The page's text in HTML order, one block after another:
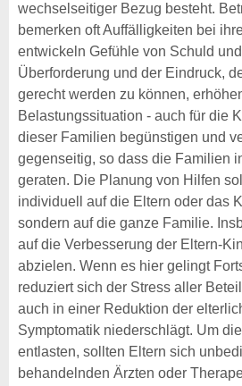
wechselseitiger Bezug besteht.
bemerken oft Auffälligkeiten bei
entwickeln Gefühle von Schuld
Überforderung und der Eindruck,
gerecht werden zu können,
Belastungssituation - auch für die
dieser Familien begünstigen und
gegenseitig, so dass die Familien
geraten. Die Planung von Hilfen
individuell auf die Eltern oder das
sondern auf die ganze Familie.
auf die Verbesserung der Eltern-
abzielen. Wenn es hier gelingt
reduziert sich der Stress aller
auch in einer Reduktion der
Symptomatik niederschlägt. Um
entlasten, sollten Eltern sich
behandelnden Ärzten oder